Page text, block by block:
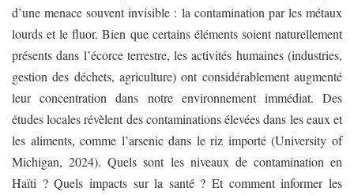
d’une menace souvent invisible : la contamination par les métaux
lourds et le fluor. Bien que certains éléments soient naturellement
présents dans l’écorce terrestre, les activités humaines (industries,
gestion des déchets, agriculture) ont considérablement augmenté
leur concentration dans notre environnement immédiat. Des
études locales révèlent des contaminations élevées dans les eaux et
les aliments, comme l’arsenic dans le riz importé (University of
Michigan, 2024). Quels sont les niveaux de contamination en
Haïti ? Quels impacts sur la santé ? Et comment informer les